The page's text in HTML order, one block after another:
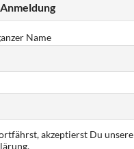
Name
akzeptierst Du unsere